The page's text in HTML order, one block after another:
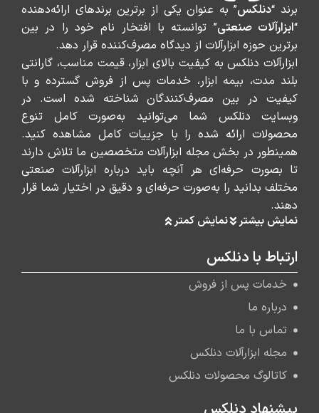
برند “دنلکس” به عنوان یکی از برترین برندهای ارائه‌دهنده
“ابزارآلات صنعتی” توانسته با افتخار نام خود را در بین
برترین حوزه ابزارآلات از دیدگاه مصرف‌کننده قرار دهد.
ابزارآلات دنلکس به کیفیت بالای ابزار، قیمت مناسب، گارانتی
بلند مدت، بیمه ابزار، خدمات پس از فروش گسترده و با
کیفیت در بین مصرف‌کنندگان شناخته شده است. در
وبسایت دنلکس شما می‌توانید به‌صورت کامل تنوع
محصولات ارائه شده را با جزییات کامل مشاهده کنید.
همینطور در بخش مجله ابزارآلات متخصصین ما تلاش دارند
تا بصورت حرفه‌ای هر آنچه باید درباره ابزارآلات صنعتی
مختلف بدانید را به‌صورت حرفه‌ای و دقیق در اختیار شما قرار
دهند.
نمایش بیشتر نمایش کمتر
ارتباط با دنلکس
خدمات پس از فروش
درباره ما
تماس با ما
مجله ابزارآلات دنلکس
کاتالوگ محصولات دنلکس